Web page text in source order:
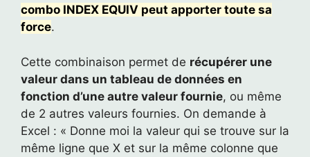
combo INDEX EQUIV peut apporter toute sa
force.
Cette combinaison permet de récupérer une
valeur dans un tableau de données en
fonction d’une autre valeur fournie, ou même
de 2 autres valeurs fournies. On demande à
Excel : « Donne moi la valeur qui se trouve sur la
même ligne que X et sur la même colonne que